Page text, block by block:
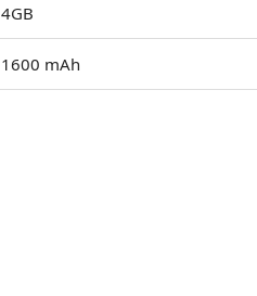
4GB
1600 mAh